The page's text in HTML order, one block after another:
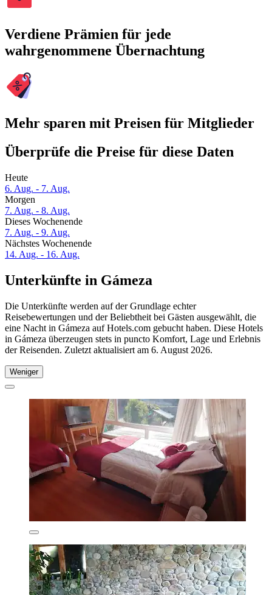
Verdiene Prämien für jede
wahrgenommene Übernachtung
Mehr sparen mit Preisen für Mitglieder
Überprüfe die Preise für diese Daten
Heute
6. Aug. - 7. Aug.
Morgen
7. Aug. - 8. Aug.
Dieses Wochenende
7. Aug. - 9. Aug.
Nächstes Wochenende
14. Aug. - 16. Aug.
Unterkünfte in Gámeza
Die Unterkünfte werden auf der Grundlage echter
Reisebewertungen und der Beliebtheit bei Gästen ausgewählt, die
eine Nacht in Gámeza auf Hotels.com gebucht haben. Diese Hotels
in Gámeza überzeugen stets in puncto Komfort, Lage und Erlebnis
der Reisenden. Zuletzt aktualisiert am 6. August 2026.
Weniger